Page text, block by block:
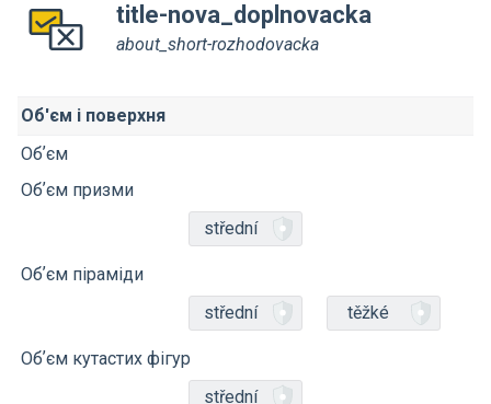
title-nova_doplnovacka
about_short-rozhodovacka
Об'єм і поверхня
Обʼєм
Обʼєм призми
střední
Обʼєм піраміди
střední
těžké
Обʼєм кутастих фігур
střední